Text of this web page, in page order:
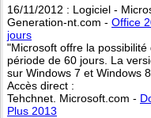
16/11/2012 : Logiciel -
Generation-nt.com - Office
jours
"Microsoft offre la
période de 60 jours. La
sur Windows 7 et Windows
Accès direct :
Tehchnet. Microsoft.com -
Plus 2013